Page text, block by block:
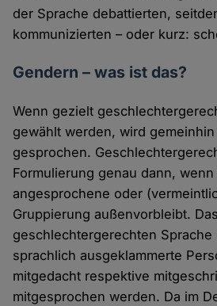
der Sprache debattierten,
kommunizierten – oder kurz:
Gendern – was ist das?
Wenn gezielt
gewählt werden, wird
gesprochen.
Formulierung genau dann,
angesprochene oder
Gruppierung außenvorbleibt.
geschlechtergerechten
sprachlich ausgeklammerte
mitgedacht respektive
mitgesprochen werden. Da im